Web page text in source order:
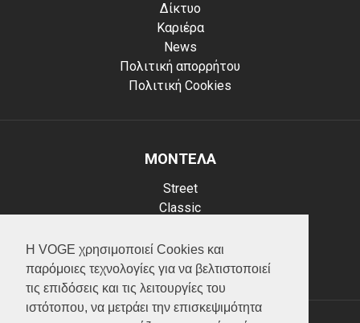
Η VOGE χρησιμοποιεί Cookies και
παρόμοιες τεχνολογίες για να βελτιστοποιεί
τις επιδόσεις και τις λειτουργίες του
ιστότοπου, να μετράει την επισκεψιμότητα
Δίκτυο
Καριέρα
News
Πολιτική απορρήτου
Πολιτική Cookies
ΜΟΝΤΕΛΑ
Street
Classic
Scooter
ATV (Loncin)